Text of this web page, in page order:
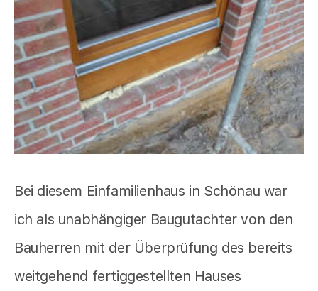
Bei diesem Einfamilienhaus in Schönau war
ich als unabhängiger Baugutachter von den
Bauherren mit der Überprüfung des bereits
weitgehend fertiggestellten Hauses